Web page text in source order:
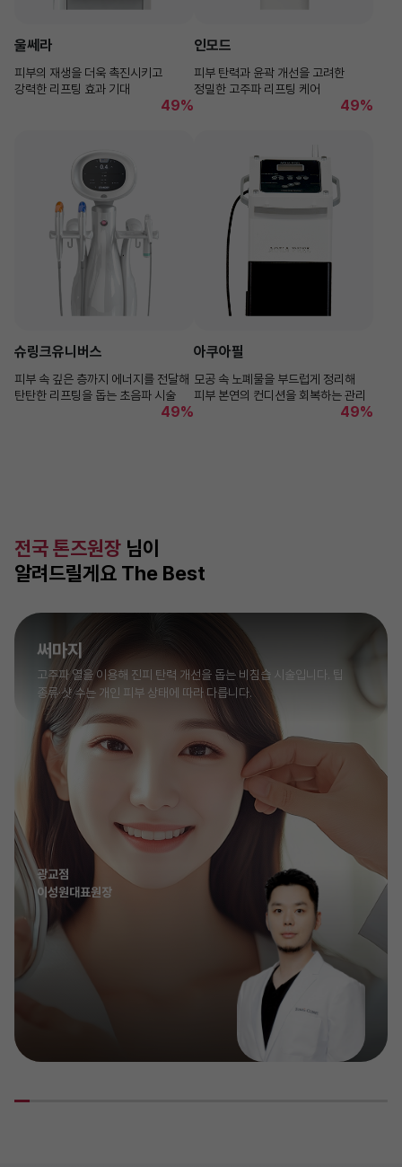
울쎄라
피부의 재생을 더욱 촉진시키고
강력한 리프팅 효과 기대
49%
인모드
피부 탄력과 윤곽 개선을 고려한
정밀한 고주파 리프팅 케어
49%
슈링크유니버스
피부 속 깊은 층까지 에너지를 전달해
탄탄한 리프팅을 돕는 초음파 시술
49%
아쿠아필
모공 속 노폐물을 부드럽게 정리해
피부 본연의 컨디션을 회복하는 관리
49%
전국 톤즈원장 님이
알려드릴게요 The Best
써마지
고주파 열을 이용해 진피 탄력 개선을 돕는 비침습 시술입니다. 팁
종류·샷 수는 개인 피부 상태에 따라 다릅니다.
광교점
이성원대표원장